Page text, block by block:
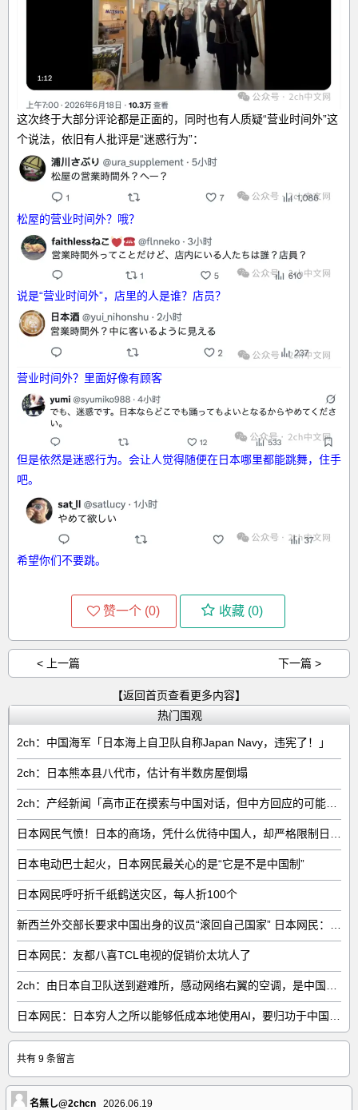
这次终于大部分评论都是正面的，同时也有人质疑“营业时间外”这
个说法，依旧有人批评是“迷惑行为”：
松屋的营业时间外？哦？
说是“营业时间外”，店里的人是谁？店员？
营业时间外？里面好像有顾客
但是依然是迷惑行为。会让人觉得随便在日本哪里都能跳舞，住手
吧。
希望你们不要跳。
赞一个 (0) 收藏 (0)
< 上一篇 下一篇 >
【返回首页查看更多内容】
热门围观
2ch：中国海军「日本海上自卫队自称Japan Navy，违宪了！」
2ch：日本熊本县八代市，估计有半数房屋倒塌
日本电动巴士起火，日本网民最关心的是“它是不是中国制”
日本网民呼吁折千纸鹤送灾区，每人折100个
日本网民：友都八喜TCL电视的促销价太坑人了
共有 9 条留言
名無し@2chcn
2026.06.19